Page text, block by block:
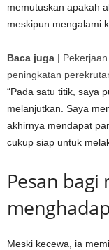
memutuskan apakah
meskipun mengalami
Baca juga |
peningkatan
“Pada satu titik, saya
melanjutkan. Saya
akhirnya mendapat
cukup siap untuk
Pesan bagi
Meski kecewa, ia